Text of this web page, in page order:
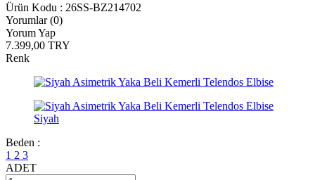
Ürün Kodu : 26SS-BZ214702
Yorumlar (0)
Yorum Yap
7.399,00 TRY
Renk
Beden :
1 2 3
ADET